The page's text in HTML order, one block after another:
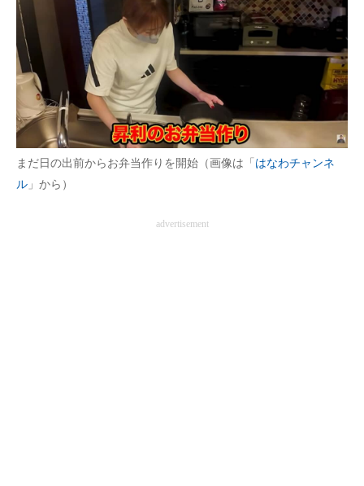
まだ日の出前からお弁当作りを開始（画像は「 はなわチャンネ
ル 」から）
advertisement